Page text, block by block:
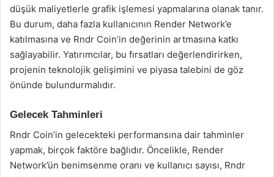
düşük maliyetlerle grafik işlemesi yapmalarına olanak tanır.
Bu durum, daha fazla kullanıcının Render Network’e
katılmasına ve Rndr Coin’in değerinin artmasına katkı
sağlayabilir. Yatırımcılar, bu fırsatları değerlendirirken,
projenin teknolojik gelişimini ve piyasa talebini de göz
önünde bulundurmalıdır.
Gelecek Tahminleri
Rndr Coin’in gelecekteki performansına dair tahminler
yapmak, birçok faktöre bağlıdır. Öncelikle, Render
Network’ün benimsenme oranı ve kullanıcı sayısı, Rndr